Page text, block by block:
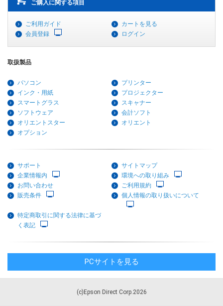
ご購入に関する項目
ご利用ガイド
カートを見る
会員登録
ログイン
取扱製品
パソコン
プリンター
インク・用紙
プロジェクター
スマートグラス
スキャナー
ソフトウェア
会計ソフト
オリエントスター
オリエント
オプション
サポート
サイトマップ
企業情報内
環境への取り組み
お問い合わせ
ご利用規約
販売条件
個人情報の取り扱いについて
特定商取引に関する法律に基づ
く表記
PCサイトを見る
(c)Epson Direct Corp.2026